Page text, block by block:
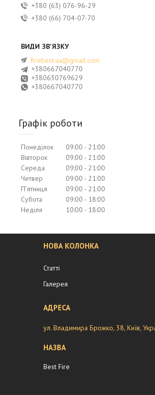
+380 (63) 076-96-29
+380 (66) 704-07-70
firebest.ua@gmail.com
+380667040770
+380630769629
+380667040770
Графік роботи
Понеділок 09:00
21:00
Вівторок
09:00
21:00
Середа
09:00
21:00
Четвер
09:00
21:00
Пʼятниця
09:00
21:00
Субота
09:00
18:00
Неділя
10:00 18:00
НОВА КОЛОНКА
Статті
Галерея
ул. Владимира Брожко, 38, Київ,
Best Fire